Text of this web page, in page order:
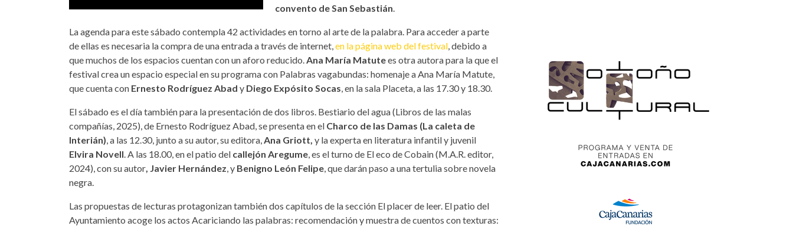
convento de San Sebastián
La agenda para este sábado contempla 42 actividades en torno al arte de la palabra. Para acceder a parte
de ellas es necesaria la compra de una entrada a través de internet, en la página web del festival , debido a
que muchos de los espacios cuentan con un aforo reducido. Ana María Matutees otra autora para la que el
festival crea un espacio especial en su programa con Palabras vagabundas: homenaje a Ana María Matute,
que cuenta con Ernesto Rodríguez Abad y Diego Expósito Socas , en la sala Placeta, a las 17.30 y 18.30.
El sábado es el día también para la presentación de dos libros. Bestiario del agua (Libros de las malas
compañías, 2025), de Ernesto Rodríguez Abad, se presenta en el Charco de las Damas (La caleta de
Interián) , a las 12.30, junto a su autor, su editora, Ana Griott, y la experta en literatura infantil y juvenil
Elvira Novell . A las 18.00, en el patio del callejón Aregume , es el turno de El eco de Cobain (M.A.R. editor,
2024), con su autor , Javier Hernández , y Benigno León Felipe , que darán paso a una tertulia sobre novela
negra.
Las propuestas de lecturas protagonizan también dos capítulos de la sección El placer de leer. El patio del
Ayuntamiento acoge los actos Acariciando las palabras: recomendación y muestra de cuentos con texturas: